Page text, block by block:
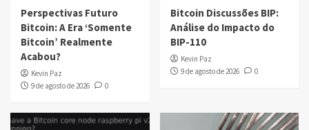
Perspectivas Futuro
Bitcoin: A Era ‘Somente
Bitcoin’ Realmente
Acabou?
Kevin Paz
9 de agosto de 2026
0
Bitcoin Discussões BIP:
Análise do Impacto do
BIP-110
Kevin Paz
9 de agosto de 2026
0